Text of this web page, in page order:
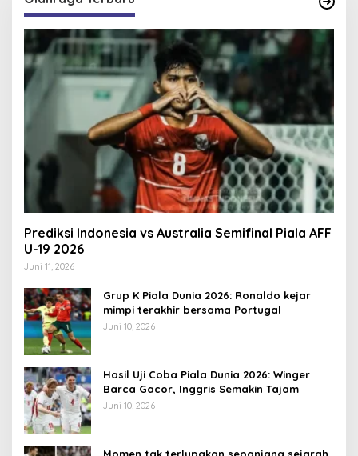
Prediksi Indonesia vs Australia Semifinal Piala AFF
U-19 2026
Juni 11, 2026
Grup K Piala Dunia 2026: Ronaldo kejar
mimpi terakhir bersama Portugal
Juni 10, 2026
Hasil Uji Coba Piala Dunia 2026: Winger
Barca Gacor, Inggris Semakin Tajam
Juni 10, 2026